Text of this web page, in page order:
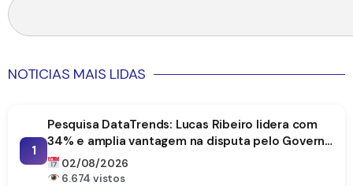
NOTICIAS MAIS LIDAS
1
Pesquisa DataTrends: Lucas Ribeiro lidera com
34% e amplia vantagem na disputa pelo Governo
da Paraíba
02/08/2026
6.674 vistos